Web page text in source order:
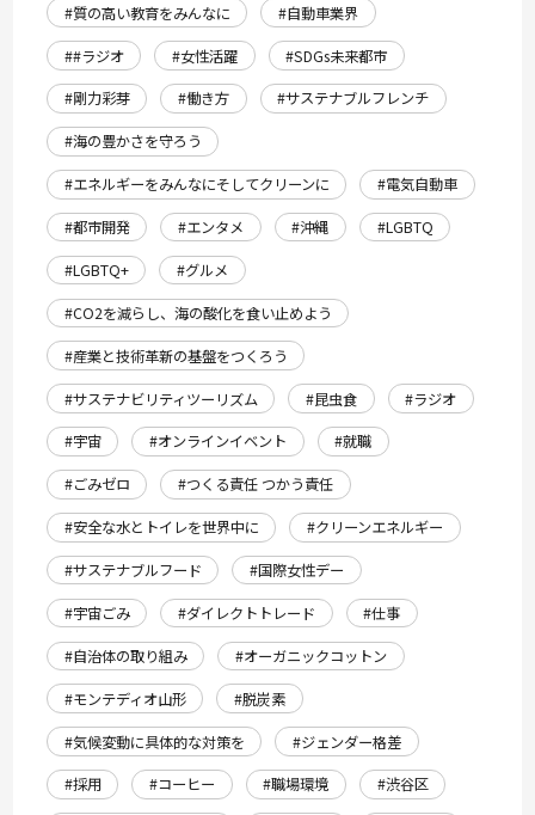
#質の高い教育をみんなに
#自動車業界
##ラジオ
#女性活躍
#SDGs未来都市
#剛力彩芽
#働き方
#サステナブルフレンチ
#海の豊かさを守ろう
#エネルギーをみんなにそしてクリーンに
#電気自動車
#都市開発
#エンタメ #沖縄
#LGBTQ
#LGBTQ+
#グルメ
#CO2を減らし、海の酸化を食い止めよう
#産業と技術革新の基盤をつくろう
#サステナビリティツーリズム
#昆虫食
#ラジオ
#宇宙
#オンラインイベント
#就職
#ごみゼロ
#つくる責任 つかう責任
#安全な水とトイレを世界中に
#クリーンエネルギー
#サステナブルフード
#国際女性デー
#宇宙ごみ
#ダイレクトトレード
#仕事
#自治体の取り組み
#オーガニックコットン
#モンテディオ山形
#脱炭素
#気候変動に具体的な対策を
#ジェンダー格差
#採用
#コーヒー #職場環境
#渋谷区